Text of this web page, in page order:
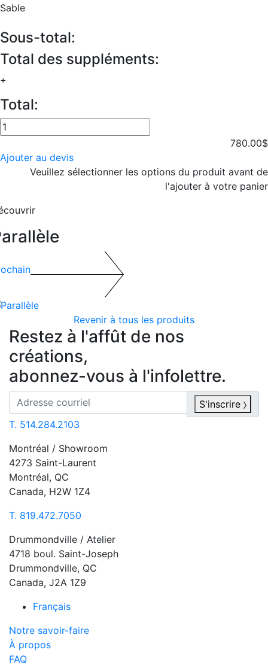
Sable
Sous-total:
Total des suppléments:
+
Total:
quantité
de
Olga
780.00$
Ajouter au devis
Veuillez sélectionner les options du produit avant de
l'ajouter à votre panier
Revenir à tous les produits
Restez à l'affût de nos
créations,
abonnez-vous à l'infolettre.
S'inscrire
T. 514.284.2103
Montréal / Showroom
4273 Saint-Laurent
Montréal, QC
Canada, H2W 1Z4
T. 819.472.7050
Drummondville / Atelier
4718 boul. Saint-Joseph
Drummondville, QC
Canada, J2A 1Z9
Français
Notre savoir-faire
À propos
FAQ